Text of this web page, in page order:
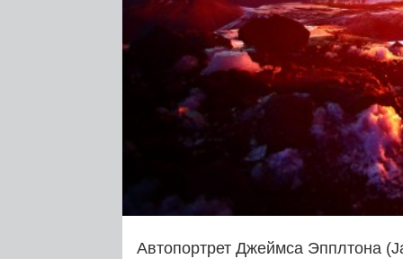
Автопортрет Джеймса Эпплтона